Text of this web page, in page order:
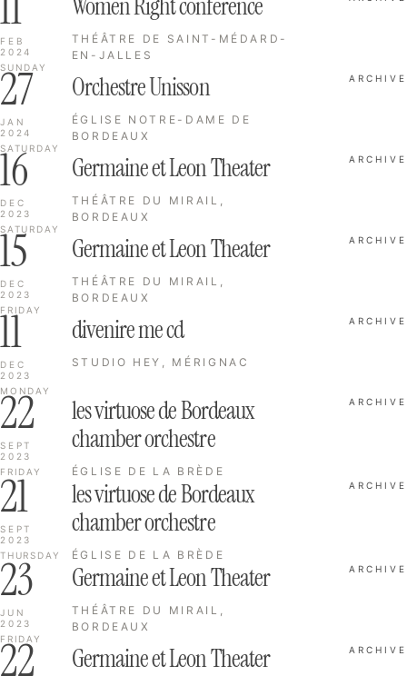
FEB
2024
SUNDAY
THÉÂTRE DE SAINT-MÉDARD-
EN-JALLES
27
JAN
2024
SATURDAY
Orchestre Unisson
ÉGLISE NOTRE-DAME DE
BORDEAUX
ARCHIVE
16
DEC
2023
SATURDAY
Germaine et Leon Theater
THÉÂTRE DU MIRAIL,
BORDEAUX
ARCHIVE
15
DEC
2023
FRIDAY
Germaine et Leon Theater
THÉÂTRE DU MIRAIL,
BORDEAUX
ARCHIVE
11
DEC
2023
MONDAY
divenire me cd
STUDIO HEY, MÉRIGNAC
ARCHIVE
22
SEPT
2023
FRIDAY
les virtuose de Bordeaux
chamber orchestre
ÉGLISE DE LA BRÈDE
ARCHIVE
21
SEPT
2023
THURSDAY
les virtuose de Bordeaux
chamber orchestre
ÉGLISE DE LA BRÈDE
ARCHIVE
23
JUN
2023
FRIDAY
Germaine et Leon Theater
THÉÂTRE DU MIRAIL,
BORDEAUX
ARCHIVE
22 Germaine et Leon Theater ARCHIVE